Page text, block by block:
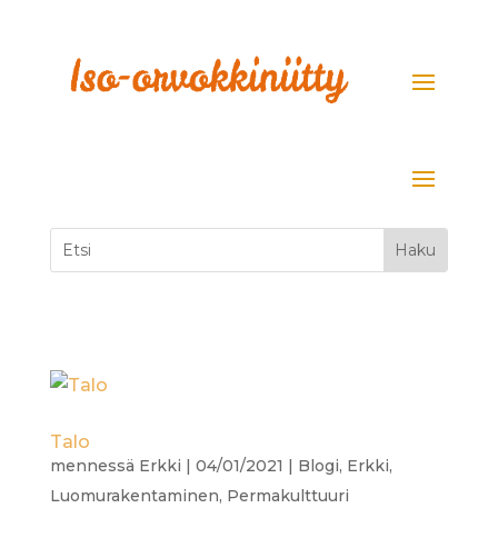
Talo
mennessä Erkki | 04/01/2021 | Blogi, Erkki,
Luomurakentaminen, Permakulttuuri